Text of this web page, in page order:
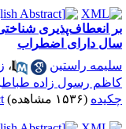
دارای اضطراب
راستین
،
رسول زاده
(۱۵۳۶ مشاهده) |